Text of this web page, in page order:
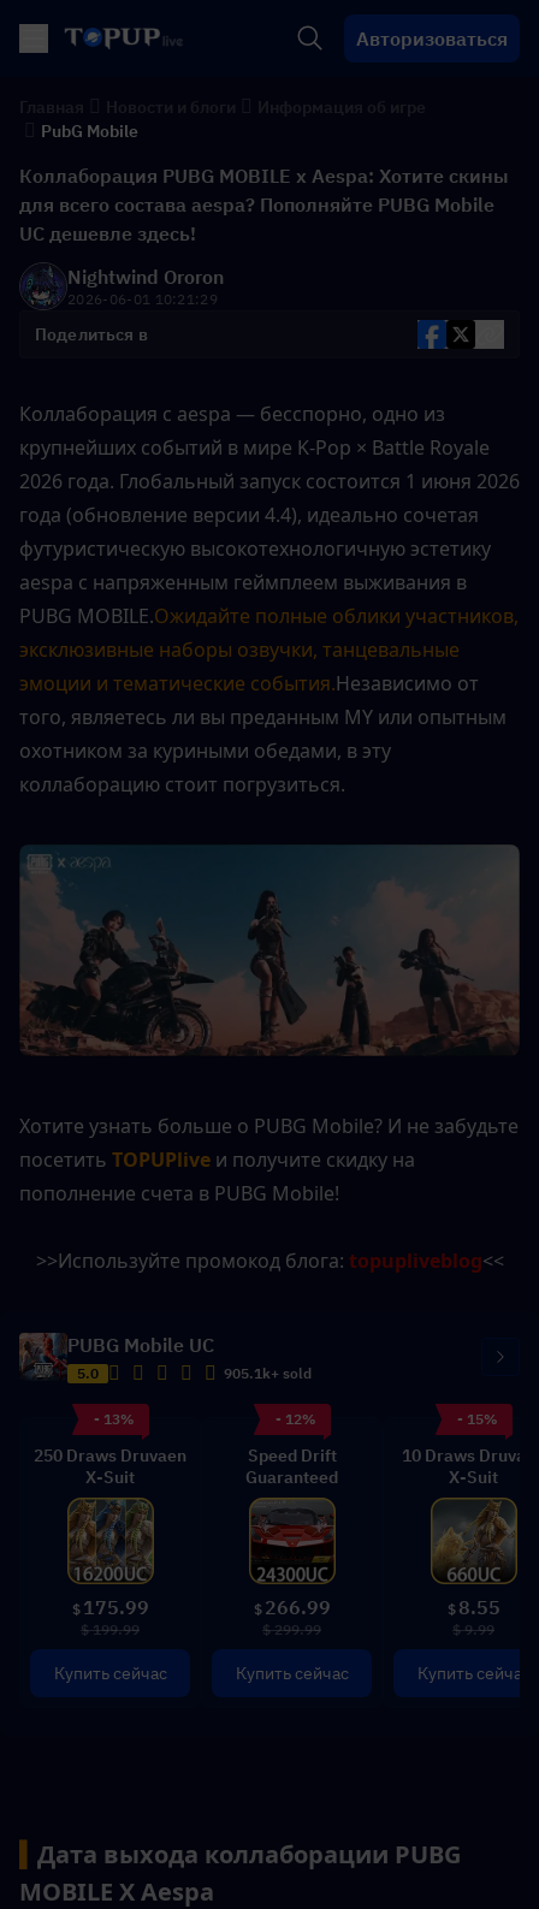
Авторизоваться
PubG Mobile
Коллаборация PUBG MOBILE x Aespa: Хотите скины
для всего состава aespa? Пополняйте PUBG Mobile
UC дешевле здесь!
Nightwind Ororon
2026-06-01 10:21:29
Поделиться в
Коллаборация с aespa — бесспорно, одно из
крупнейших событий в мире K-Pop × Battle Royale
2026 года. Глобальный запуск состоится 1 июня 2026
года (обновление версии 4.4), идеально сочетая
футуристическую высокотехнологичную эстетику
aespa с напряженным геймплеем выживания в
PUBG MOBILE.Ожидайте полные облики участников,
эксклюзивные наборы озвучки, танцевальные
эмоции и тематические события.Независимо от
того, являетесь ли вы преданным MY или опытным
охотником за куриными обедами, в эту
коллаборацию стоит погрузиться.
Хотите узнать больше о PUBG Mobile? И не забудьте
посетить TOPUPlive и получите скидку на
пополнение счета в PUBG Mobile!
>>Используйте промокод блога: topupliveblog<<
PUBG Mobile UC
5.0 905.1k+ sold
- 13%
250 Draws Druvaen
X-Suit
$ 175.99
$ 199.99
Купить сейчас
- 12%
Speed Drift
Guaranteed
$ 266.99
$ 299.99
Купить сейчас
- 15%
10 Draws
X-Suit
$ 8.55
$ 9.99
Купить сейчас
Дата выхода коллаборации PUBG
MOBILE X Aespa